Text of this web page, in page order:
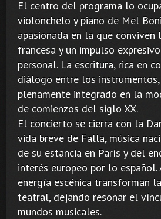
El centro del programa lo
violonchelo y piano de Mel
apasionada en la que
francesa y un impulso
personal. La escritura, rica en
diálogo entre los
plenamente integrado en la
de comienzos del siglo XX.
El concierto se cierra con la
vida breve de Falla, música
de su estancia en París y del
interés europeo por lo
energía escénica transforman
teatral, dejando resonar el
mundos musicales.